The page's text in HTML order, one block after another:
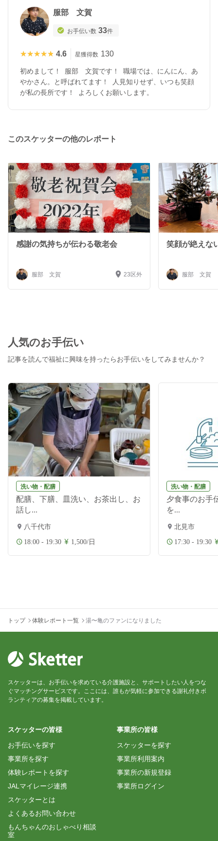
服部 文賀
お手伝い数 33件
★★★★★
★★★★★ 4.6 星獲得数 130
初めまして！ 服部 文賀です！ 職場では、にんにん、あ
やかさん。と呼ばれてます！ 人見知りせず、いつも笑顔
が私の長所です！ よろしくお願いします。
このスケッターの他のレポート
感謝の気持ちが伝わる敬老会
服部 文賀 23区外
笑顔が絶えな
服部 文賀
人気のお手伝い
記事を読んで福祉に興味を持ったらお手伝いをしてみませんか？
洗い物・配膳
配膳、下膳、皿洗い、お茶出し、お
話し...
八千代市
18:00 - 19:30 1,500/日
洗い物・配膳
夕食事のお手
を...
北見市
17:30 - 19:30
トップ 体験レポート一覧 湯〜亀のファンになりました
スケッターは、お手伝いを求めている介護施設と、サポートしたい人をつな
ぐマッチングサービスです。ここには、誰もが気軽に参加できる謝礼付きボ
ランティアの募集を掲載しています。
スケッターの皆様
お手伝いを探す
事業所を探す
体験レポートを探す
JALマイレージ連携
スケッターとは
よくあるお問い合わせ
もんちゃんのおしゃべり相談
室
事業所の皆様
スケッターを探す
事業所利用案内
事業所の新規登録
事業所ログイン